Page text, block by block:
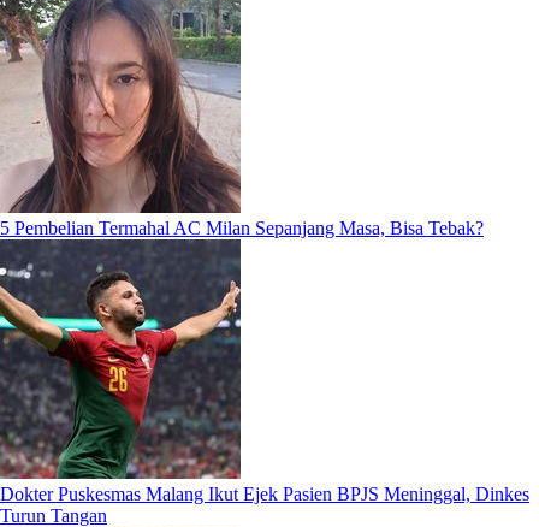
5 Pembelian Termahal AC Milan Sepanjang Masa, Bisa Tebak?
Dokter Puskesmas Malang Ikut Ejek Pasien BPJS Meninggal, Dinkes
Turun Tangan